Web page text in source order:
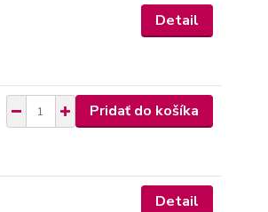
Detail
Pridať do košíka
Detail